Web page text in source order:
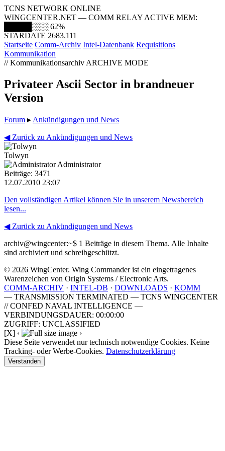
TCNS NETWORK ONLINE
WINGCENTER.NET — COMM RELAY ACTIVE MEM:
█████░░░ 62%
STARDATE 2683.111
Startseite Comm-Archiv Intel-Datenbank Requisitions
Kommunikation
// Kommunikationsarchiv ARCHIVE MODE
Privateer Ascii Sector in brandneuer
Version
Forum ▸ Ankündigungen und News
◀ Zurück zu Ankündigungen und News
Tolwyn
Administrator
Beiträge: 3471
12.07.2010 23:07
Den vollständigen Artikel können Sie in unserem Newsbereich
lesen...
◀ Zurück zu Ankündigungen und News
archiv@wingcenter:~$ 1 Beiträge in diesem Thema. Alle Inhalte
sind archiviert und schreibgeschützt.
© 2026 WingCenter. Wing Commander ist ein eingetragenes
Warenzeichen von Origin Systems / Electronic Arts.
COMM-ARCHIV · INTEL-DB · DOWNLOADS · KOMM
— TRANSMISSION TERMINATED — TCNS WINGCENTER
// CONFED NAVAL INTELLIGENCE —
VERBINDUNGSDAUER: 00:00:00
ZUGRIFF: UNCLASSIFIED
[X] ‹
›
Diese Seite verwendet nur technisch notwendige Cookies. Keine
Tracking- oder Werbe-Cookies. Datenschutzerklärung
Verstanden